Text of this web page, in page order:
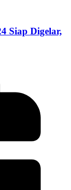
Siap Digelar,